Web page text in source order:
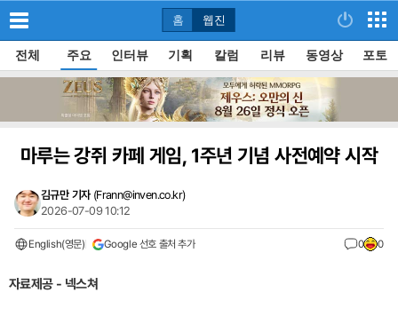
홈 웹진
전체 주요 인터뷰 기획 칼럼 리뷰 동영상 포토
마루는 강쥐 카페 게임, 1주년 기념 사전예약 시작
김규만 기자 (Frann@inven.co.kr)
2026-07-09 10:12
English(영문) Google 선호 출처 추가 0 0
자료제공 - 넥스쳐